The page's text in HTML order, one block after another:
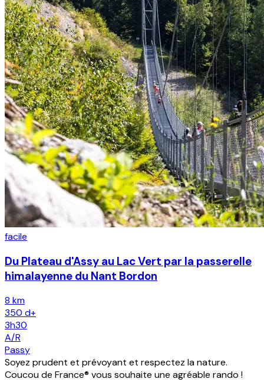
facile
Du Plateau d'Assy au Lac Vert par la passerelle
himalayenne du Nant Bordon
8 km
350 d+
3h30
A/R
Passy
Soyez prudent et prévoyant et respectez la nature.
Coucou de France® vous souhaite une agréable rando !